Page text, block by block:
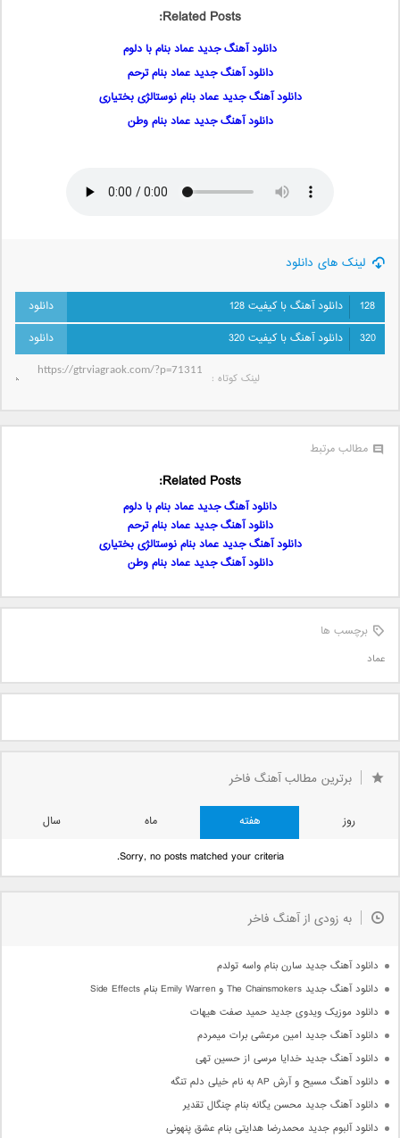
Related Posts:
دانلود آهنگ جدید عماد بنام با دلوم
دانلود آهنگ جدید عماد بنام ترحم
دانلود آهنگ جدید عماد بنام نوستالژی بختیاری
دانلود آهنگ جدید عماد بنام وطن
لینک های دانلود
128
دانلود آهنگ با کیفیت 128
320
دانلود آهنگ با کیفیت 320
لینک کوتاه‌ :
مطالب مرتبط
Related Posts:
دانلود آهنگ جدید عماد بنام با دلوم
دانلود آهنگ جدید عماد بنام ترحم
دانلود آهنگ جدید عماد بنام نوستالژی بختیاری
دانلود آهنگ جدید عماد بنام وطن
برچسب ها
عماد
برترین مطالب آهنگ فاخر
روز هفته ماه
سال
Sorry, no posts matched your criteria.
به زودی از آهنگ فاخر
دانلود آهنگ جدید سارن بنام واسه تولدم
دانلود آهنگ جدید The Chainsmokers و Emily Warren بنام Side Effects
دانلود موزیک ویدوی جدید حمید صفت هیهات
دانلود آهنگ جدید امین مرعشی برات میمردم
دانلود آهنگ جدید خدایا مرسی از حسین تهی
دانلود آهنگ مسیح و آرش AP به نام خیلی دلم تنگه
دانلود آهنگ جدید محسن یگانه بنام چنگال تقدیر
دانلود آلبوم جدید محمدرضا هدایتی بنام عشق پنهونی